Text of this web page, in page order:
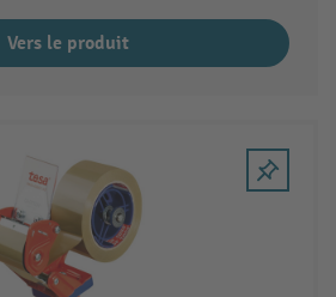
Vers le produit